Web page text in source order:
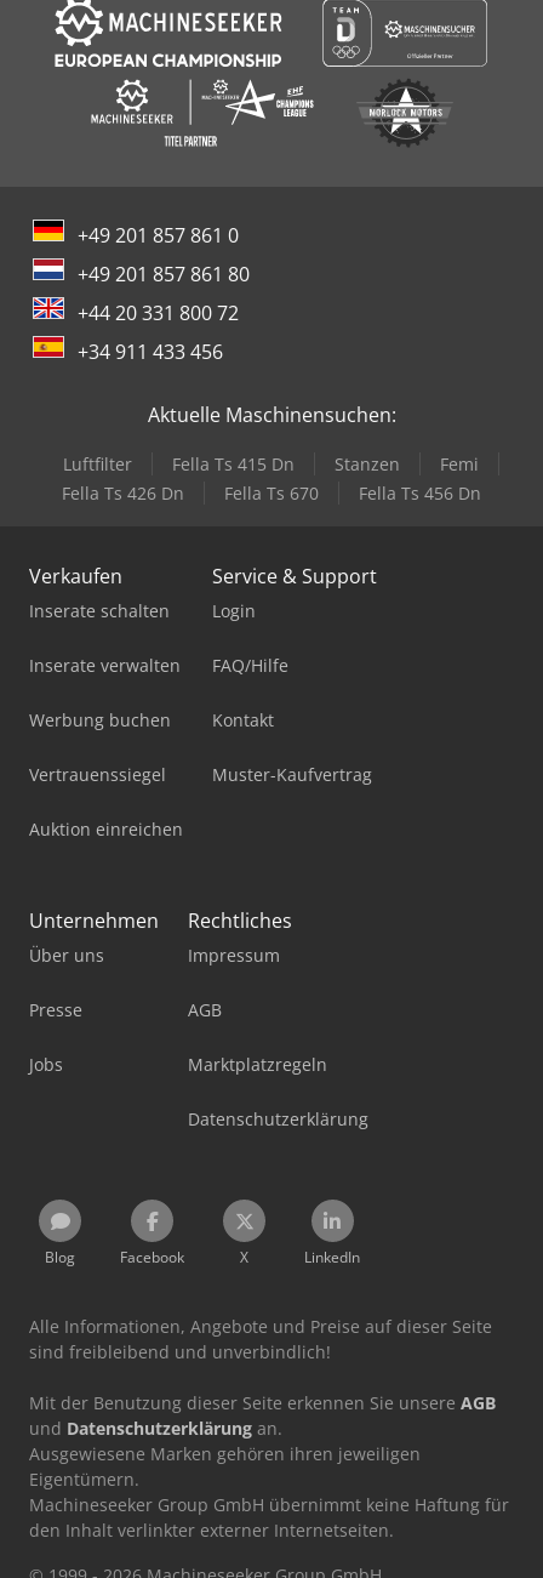
+49 201 857 861 0
+49 201 857 861 80
+44 20 331 800 72
+34 911 433 456
Aktuelle Maschinensuchen:
Luftfilter Fella Ts 415 Dn Stanzen
Femi
Fella Ts 426 Dn
Fella Ts 670 Fella Ts 456 Dn
Verkaufen
Inserate schalten
Inserate verwalten
Werbung buchen
Vertrauenssiegel
Auktion einreichen
Service & Support
Login
FAQ/Hilfe
Kontakt
Muster-Kaufvertrag
Unternehmen
Über uns
Presse
Jobs
Rechtliches
Impressum
AGB
Marktplatzregeln
Datenschutzerklärung
Blog Facebook X LinkedIn
Alle Informationen, Angebote und Preise auf dieser Seite
sind freibleibend und unverbindlich!
Mit der Benutzung dieser Seite erkennen Sie unsere AGB
und Datenschutzerklärung an.
Ausgewiesene Marken gehören ihren jeweiligen
Eigentümern.
Machineseeker Group GmbH übernimmt keine Haftung für
den Inhalt verlinkter externer Internetseiten.